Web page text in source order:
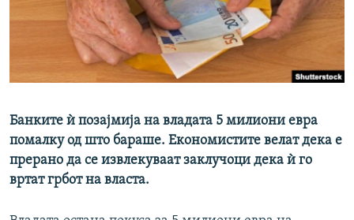
РСЕ веб страници
Банките ѝ позајмија на владата 5 милиони евра
помалку од што бараше. Економистите велат дека е
прерано да се извлекуваат заклучоци дека ѝ го
вртат грбот на власта.